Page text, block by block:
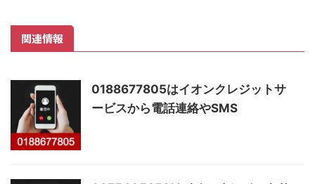
関連情報
0188677805はイオンクレジットサ
ービスから電話連絡やSMS